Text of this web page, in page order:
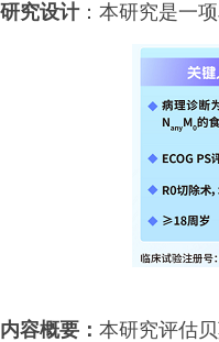
研究设计：本研究是一
内容概要： 本研究评估